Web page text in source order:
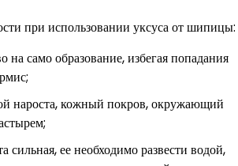
при использовании уксуса от шипицы:
на само образование, избегая попадания
нароста, кожный покров, окружающий
сильная, ее необходимо развести водой,